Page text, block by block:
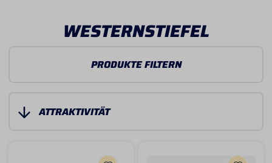
WESTERNSTIEFEL
PRODUKTE FILTERN